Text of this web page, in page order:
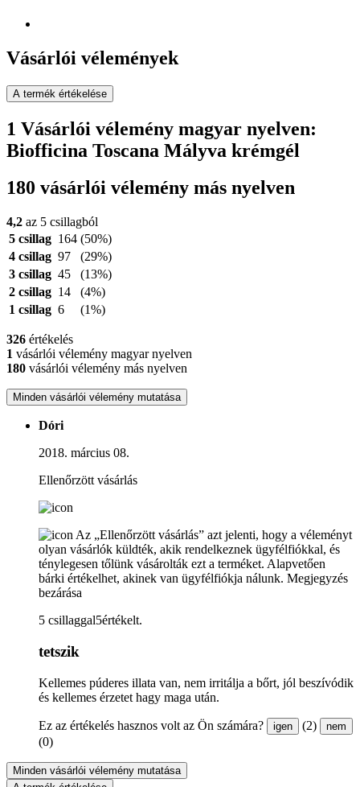
Vásárlói vélemények
A termék értékelése
1 Vásárlói vélemény magyar nyelven:
Biofficina Toscana Mályva krémgél
180 vásárlói vélemény más nyelven
4,2 az 5 csillagból
5 csillag 164 (50%)
4 csillag 97
(29%)
3 csillag 45
(13%)
2 csillag 14
(4%)
1 csillag 6 (1%)
326 értékelés
1 vásárlói vélemény magyar nyelven
180 vásárlói vélemény más nyelven
Minden vásárlói vélemény mutatása
Dóri
2018. március 08.
Ellenőrzött vásárlás
Az „Ellenőrzött vásárlás” azt jelenti, hogy a véleményt
olyan vásárlók küldték, akik rendelkeznek ügyfélfiókkal, és
ténylegesen tőlünk vásárolták ezt a terméket. Alapvetően
bárki értékelhet, akinek van ügyfélfiókja nálunk. Megjegyzés
bezárása
5 csillaggal5értékelt.
tetszik
Kellemes púderes illata van, nem irritálja a bőrt, jól beszívódik
és kellemes érzetet hagy maga után.
Ez az értékelés hasznos volt az Ön számára? igen (2) nem
(0)
Minden vásárlói vélemény mutatása